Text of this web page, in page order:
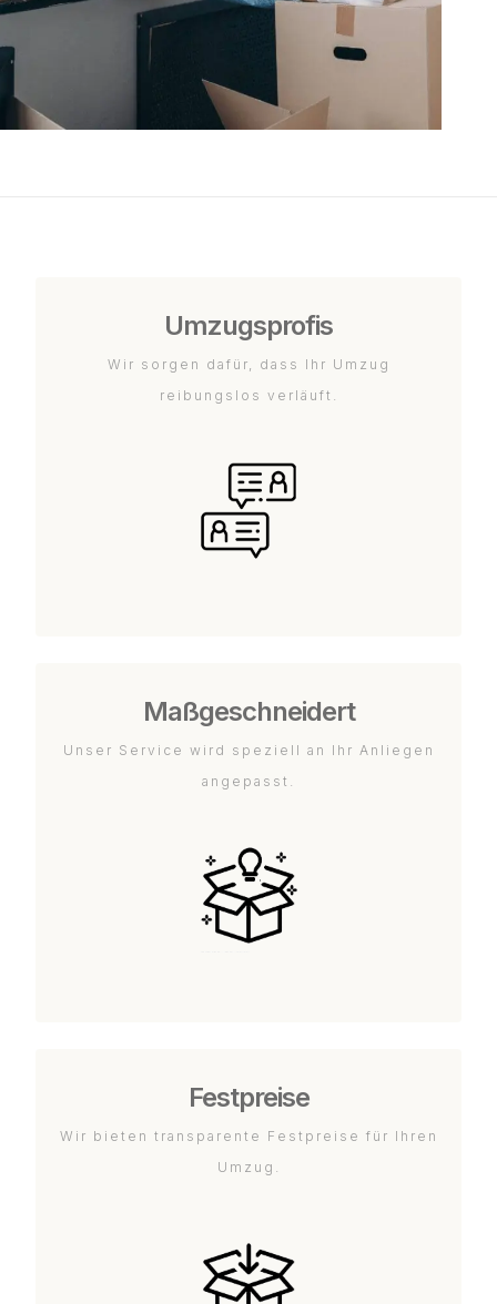
Umzugsprofis
Wir sorgen dafür, dass Ihr Umzug
reibungslos verläuft.
Maßgeschneidert
Unser Service wird speziell an Ihr Anliegen
angepasst.
Festpreise
Wir bieten transparente Festpreise für Ihren
Umzug.